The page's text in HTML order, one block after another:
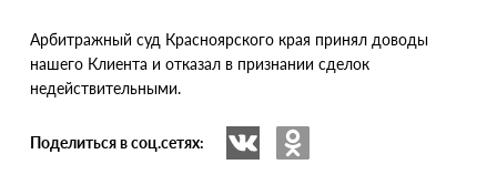
Арбитражный суд Красноярского края принял доводы
нашего Клиента и отказал в признании сделок
недействительными.
Поделиться в соц.сетях: